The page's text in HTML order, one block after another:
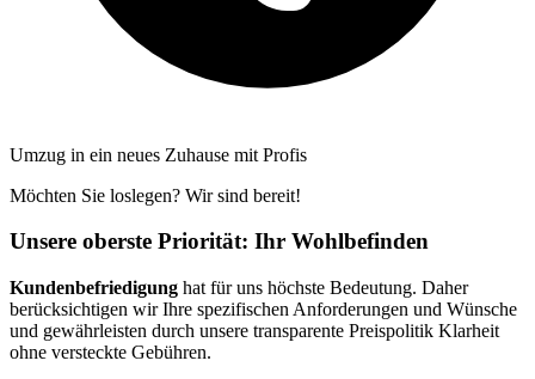
Umzug in ein neues Zuhause mit Profis
Möchten Sie loslegen? Wir sind bereit!
Unsere oberste Priorität: Ihr Wohlbefinden
Kundenbefriedigung hat für uns höchste Bedeutung. Daher
berücksichtigen wir Ihre spezifischen Anforderungen und Wünsche
und gewährleisten durch unsere transparente Preispolitik Klarheit
ohne versteckte Gebühren.